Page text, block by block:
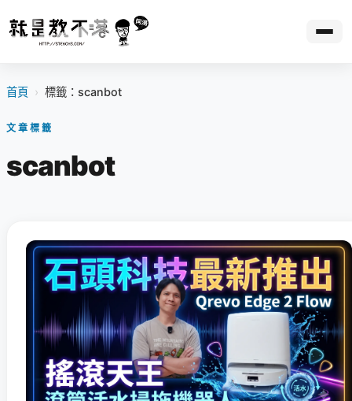
首頁 › 標籤：scanbot
文章標籤
scanbot